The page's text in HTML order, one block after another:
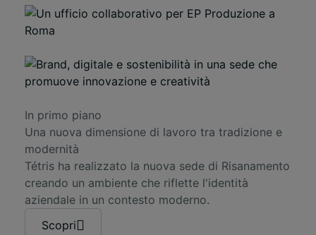
In primo piano
Una nuova dimensione di lavoro tra tradizione e
modernità
Tétris ha realizzato la nuova sede di Risanamento
creando un ambiente che riflette l'identità
aziendale in un contesto moderno.
Scopri